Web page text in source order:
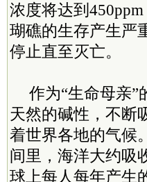
浓度将达到
瑚礁的生存产生严
停止直至灭亡。
作为“生命母亲”
天然的碱性，不断
着世界各地的气候
间里，海洋大约吸
球上每人每年产生